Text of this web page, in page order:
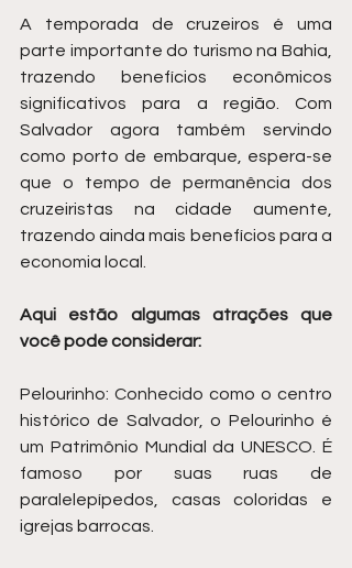
A temporada de cruzeiros é uma
parte importante do turismo na Bahia,
trazendo benefícios econômicos
significativos para a região. Com
Salvador agora também servindo
como porto de embarque, espera-se
que o tempo de permanência dos
cruzeiristas na cidade aumente,
trazendo ainda mais benefícios para a
economia local.
Aqui estão algumas atrações que
você pode considerar:
Pelourinho: Conhecido como o centro
histórico de Salvador, o Pelourinho é
um Patrimônio Mundial da UNESCO. É
famoso por suas ruas de
paralelepípedos, casas coloridas e
igrejas barrocas.